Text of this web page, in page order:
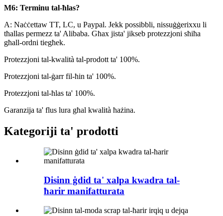
M6: Terminu tal-ħlas?
A: Naċċettaw TT, LC, u Paypal. Jekk possibbli, nissuġġerixxu li
tħallas permezz ta' Alibaba. Għax jista' jikseb protezzjoni sħiħa
għall-ordni tiegħek.
Protezzjoni tal-kwalità tal-prodott ta' 100%.
Protezzjoni tal-ġarr fil-ħin ta' 100%.
Protezzjoni tal-ħlas ta' 100%.
Garanzija ta' flus lura għal kwalità ħażina.
Kategoriji ta' prodotti
Disinn ġdid ta' xalpa kwadra tal-
ħarir manifatturata